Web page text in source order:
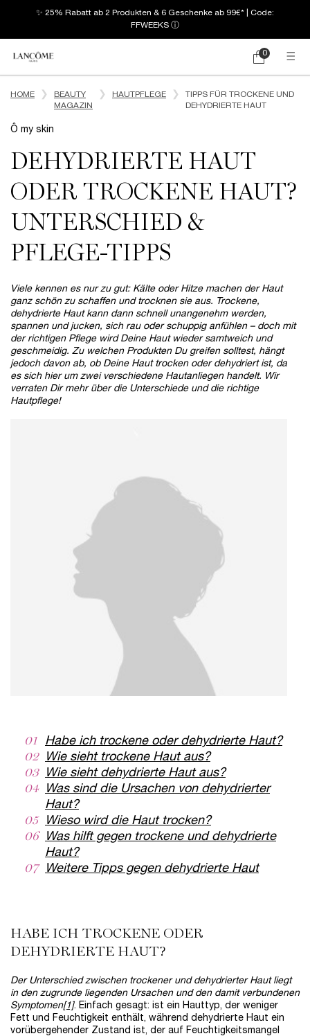
✨ 25% Rabatt ab 2 Produkten & 6 Geschenke ab 99€* | Code:
FFWEEKS ⓘ
Mein
0
0 produkt
HOME
BEAUTY
MAGAZIN
HAUTPFLEGE
TIPPS FÜR TROCKENE UND
DEHYDRIERTE HAUT
Ô my skin
DEHYDRIERTE HAUT
ODER TROCKENE HAUT?
UNTERSCHIED &
PFLEGE-TIPPS
Viele kennen es nur zu gut: Kälte oder Hitze machen der Haut
ganz schön zu schaffen und trocknen sie aus. Trockene,
dehydrierte Haut kann dann schnell unangenehm werden,
spannen und jucken, sich rau oder schuppig anfühlen – doch mit
der richtigen Pflege wird Deine Haut wieder samtweich und
geschmeidig. Zu welchen Produkten Du greifen solltest, hängt
jedoch davon ab, ob Deine Haut trocken oder dehydriert ist, da
es sich hier um zwei verschiedene Hautanliegen handelt. Wir
verraten Dir mehr über die Unterschiede und die richtige
Hautpflege!
01 Habe ich trockene oder dehydrierte Haut?
02 Wie sieht trockene Haut aus?
03 Wie sieht dehydrierte Haut aus?
04
Was sind die Ursachen von dehydrierter
Haut?
05 Wieso wird die Haut trocken?
06
Was hilft gegen trockene und dehydrierte
Haut?
07 Weitere Tipps gegen dehydrierte Haut
HABE ICH TROCKENE ODER
DEHYDRIERTE HAUT?
Der Unterschied zwischen trockener und dehydrierter Haut liegt
in den zugrunde liegenden Ursachen und den damit verbundenen
Symptomen[1]. Einfach gesagt: ist ein Hauttyp, der weniger
Fett und Feuchtigkeit enthält, während dehydrierte Haut ein
vorübergehender Zustand ist, der auf Feuchtigkeitsmangel